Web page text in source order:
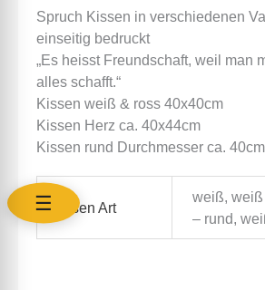
Spruch Kissen in verschiedenen
einseitig bedruckt
„Es heisst Freundschaft, weil man
alles schafft.“
Kissen weiß & ross 40x40cm
Kissen Herz ca. 40x44cm
Kissen rund Durchmesser ca. 40cm
Kissen Art
weiß,
– rund,
☰